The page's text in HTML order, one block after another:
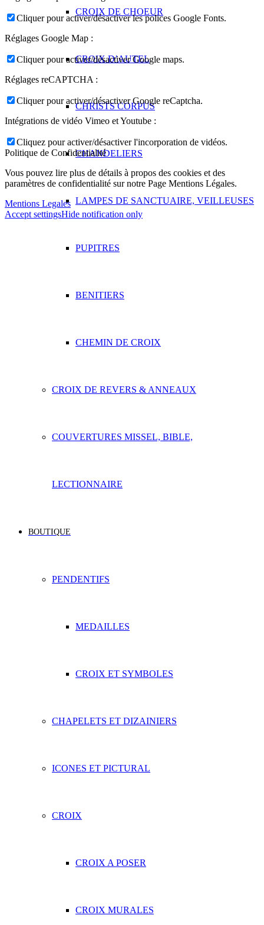
CROIX DE CHOEUR
CROIX D’AUTEL
CHRISTS CORPUS
CHANDELIERS
LAMPES DE SANCTUAIRE, VEILLEUSES
PUPITRES
BENITIERS
CHEMIN DE CROIX
CROIX DE REVERS & ANNEAUX
COUVERTURES MISSEL, BIBLE,
LECTIONNAIRE
BOUTIQUE
PENDENTIFS
MEDAILLES
CROIX ET SYMBOLES
CHAPELETS ET DIZAINIERS
ICONES ET PICTURAL
CROIX
CROIX A POSER
CROIX MURALES
Cliquer pour activer/désactiver les polices Google Fonts.
Réglages Google Map :
Cliquer pour activer/désactiver Google maps.
Réglages reCAPTCHA :
Cliquer pour activer/désactiver Google reCaptcha.
Intégrations de vidéo Vimeo et Youtube :
Cliquez pour activer/désactiver l'incorporation de vidéos.
Politique de Confidentialité
Vous pouvez lire plus de détails à propos des cookies et des
paramètres de confidentialité sur notre Page Mentions Légales.
Mentions Legales
Accept settingsHide notification only